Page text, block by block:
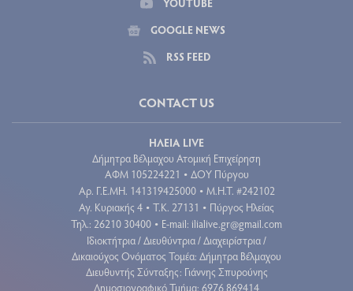
YOUTUBE
GOOGLE NEWS
RSS FEED
CONTACT US
ΗΛΕΙΑ LIVE
Δήμητρα Βέλμαχου Ατομική Επιχείρηση
ΑΦΜ 105224221 • ΔΟΥ Πύργου
Aρ. Γ.Ε.ΜΗ. 141319425000 • Μ.Η.Τ. #242102
Αγ. Κυριακής 4 • Τ.Κ. 27131 • Πύργος Ηλείας
Τηλ.: 26210 30400 • E-mail: ilialive.gr@gmail.com
Ιδιοκτήτρια / Διευθύντρια / Διαχειρίστρια /
Δικαιούχος Ονόματος Τομέα: Δήμητρα Βέλμαχου
Διευθυντής Σύνταξης: Γιάννης Σπυρούνης
Δημοσιογραφικό Τμήμα: 6976 869414